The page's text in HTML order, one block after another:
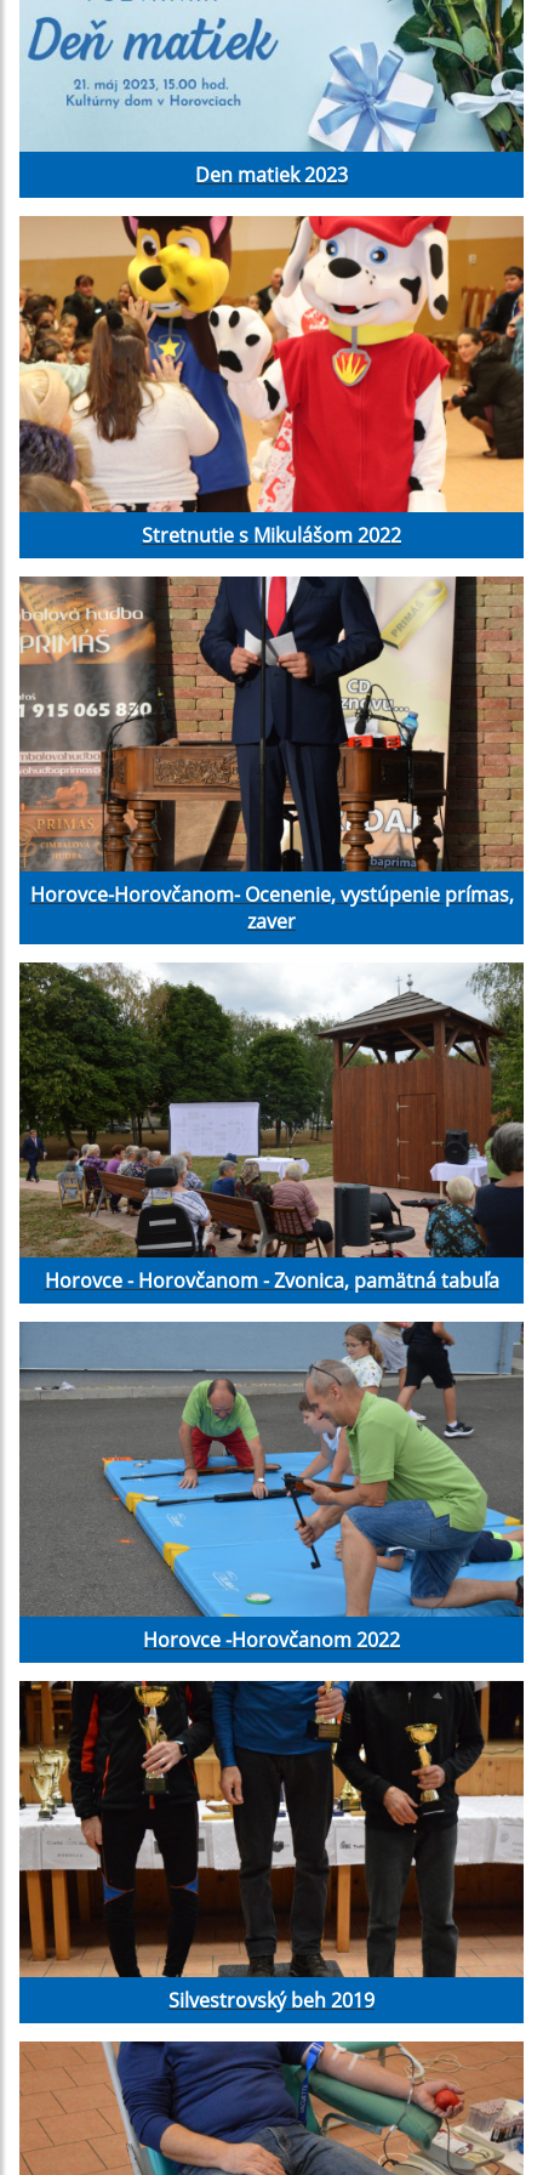
Den matiek 2023
Stretnutie s Mikulášom 2022
Horovce-Horovčanom- Ocenenie, vystúpenie prímas,
zaver
Horovce - Horovčanom - Zvonica, pamätná tabuľa
Horovce -Horovčanom 2022
Silvestrovský beh 2019